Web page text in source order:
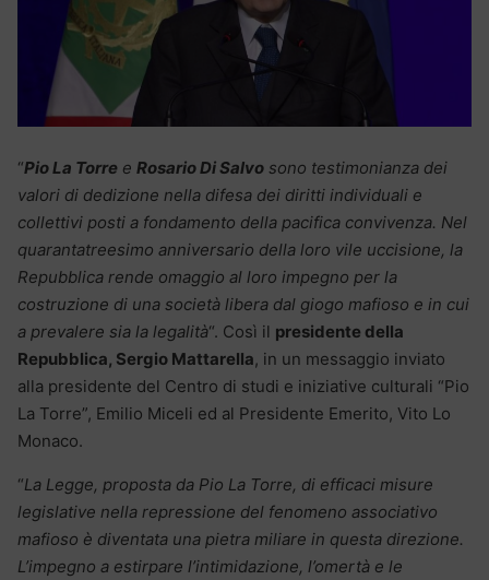
“Pio La Torre e Rosario Di Salvo sono testimonianza dei
valori di dedizione nella difesa dei diritti individuali e
collettivi posti a fondamento della pacifica convivenza. Nel
quarantatreesimo anniversario della loro vile uccisione, la
Repubblica rende omaggio al loro impegno per la
costruzione di una società libera dal giogo mafioso e in cui
a prevalere sia la legalità“. Così il presidente della
Repubblica, Sergio Mattarella, in un messaggio inviato
alla presidente del Centro di studi e iniziative culturali “Pio
La Torre”, Emilio Miceli ed al Presidente Emerito, Vito Lo
Monaco.
“La Legge, proposta da Pio La Torre, di efficaci misure
legislative nella repressione del fenomeno associativo
mafioso è diventata una pietra miliare in questa direzione.
L’impegno a estirpare l’intimidazione, l’omertà e le